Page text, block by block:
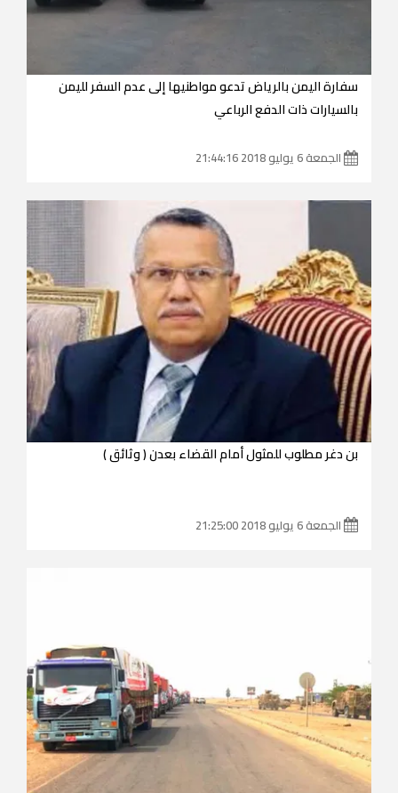
سفارة اليمن بالرياض تدعو مواطنيها إلى عدم السفر لليمن
بالسيارات ذات الدفع الرباعي
الجمعة 6 يوليو 2018 21:44:16
بن دغر مطلوب للمثول أمام القضاء بعدن ( وثائق )
الجمعة 6 يوليو 2018 21:25:00